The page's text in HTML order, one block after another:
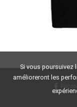
Si vous poursuivez
amélioreront les